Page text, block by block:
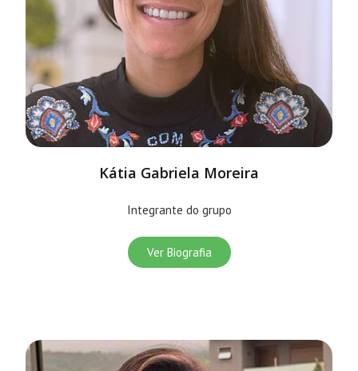
Kátia Gabriela Moreira
Integrante do grupo
Ver Biografia